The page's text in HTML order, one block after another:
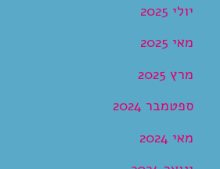
יולי 2025
מאי 2025
מרץ 2025
ספטמבר 2024
מאי 2024